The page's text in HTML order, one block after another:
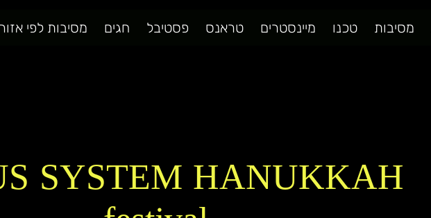
מסיבות טכנו מיינסטרים טראנס פסטיבל חגים מסיבות לפי
SYSTEM HANUKKAH